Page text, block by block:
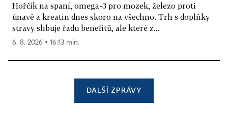
Hořčík na spaní, omega-3 pro mozek, železo proti
únavě a kreatin dnes skoro na všechno. Trh s doplňky
stravy slibuje řadu benefitů, ale které z...
6. 8. 2026 ▪ 16:13 min.
DALŠÍ ZPRÁVY